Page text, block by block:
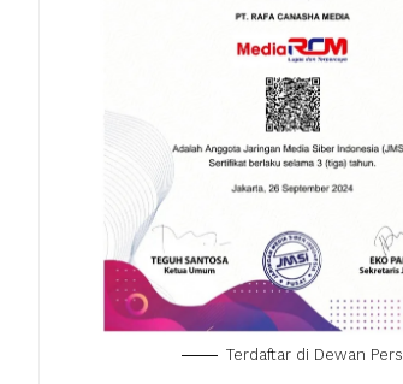
Terdaftar di Dewan Pers